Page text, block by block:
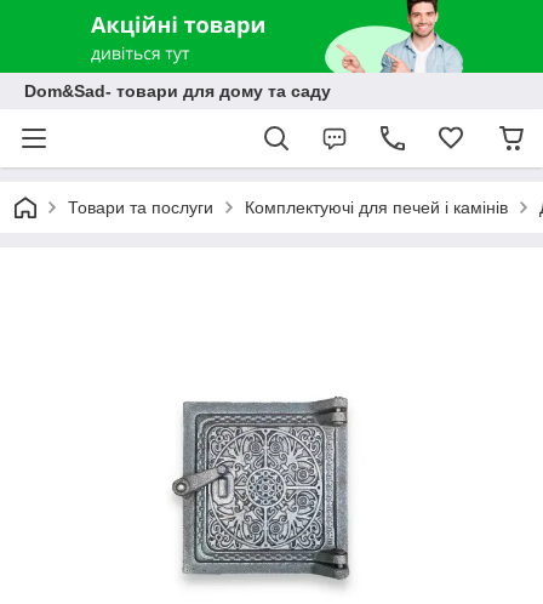
Dom&Sad- товари для дому та саду
Товари та послуги Комплектуючі для печей і камінів